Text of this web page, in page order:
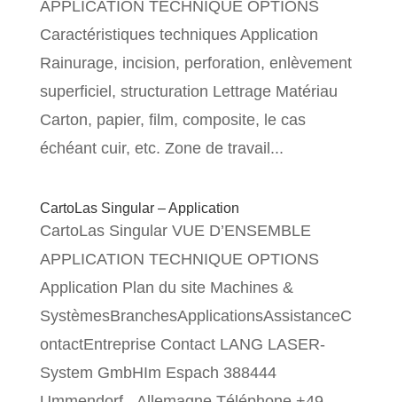
APPLICATION TECHNIQUE OPTIONS
Caractéristiques techniques Application
Rainurage, incision, perforation, enlèvement
superficiel, structuration Lettrage Matériau
Carton, papier, film, composite, le cas
échéant cuir, etc. Zone de travail...
CartoLas Singular – Application
CartoLas Singular VUE D’ENSEMBLE
APPLICATION TECHNIQUE OPTIONS
Application Plan du site Machines &
SystèmesBranchesApplicationsAssistanceC
ontactEntreprise Contact LANG LASER-
System GmbHIm Espach 388444